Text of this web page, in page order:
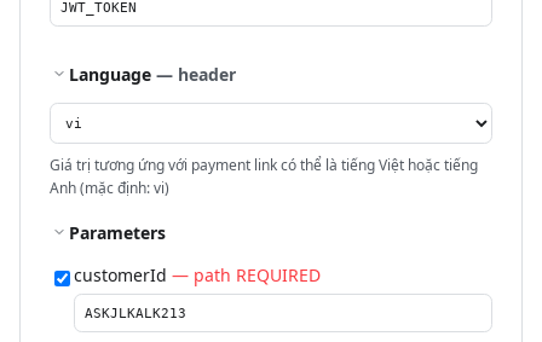
Language — header
Giá trị tương ứng với payment link có thể là tiếng Việt hoặc tiếng
Anh (mặc định: vi)
Parameters
customerId — path REQUIRED